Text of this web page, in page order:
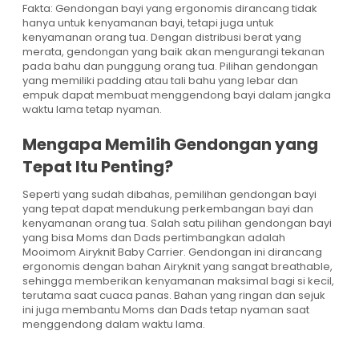
Fakta: Gendongan bayi yang ergonomis dirancang tidak
hanya untuk kenyamanan bayi, tetapi juga untuk
kenyamanan orang tua. Dengan distribusi berat yang
merata, gendongan yang baik akan mengurangi tekanan
pada bahu dan punggung orang tua. Pilihan gendongan
yang memiliki padding atau tali bahu yang lebar dan
empuk dapat membuat menggendong bayi dalam jangka
waktu lama tetap nyaman.
Mengapa Memilih Gendongan yang
Tepat Itu Penting?
Seperti yang sudah dibahas, pemilihan gendongan bayi
yang tepat dapat mendukung perkembangan bayi dan
kenyamanan orang tua. Salah satu pilihan gendongan bayi
yang bisa Moms dan Dads pertimbangkan adalah
Mooimom Airyknit Baby Carrier. Gendongan ini dirancang
ergonomis dengan bahan Airyknit yang sangat breathable,
sehingga memberikan kenyamanan maksimal bagi si kecil,
terutama saat cuaca panas. Bahan yang ringan dan sejuk
ini juga membantu Moms dan Dads tetap nyaman saat
menggendong dalam waktu lama.